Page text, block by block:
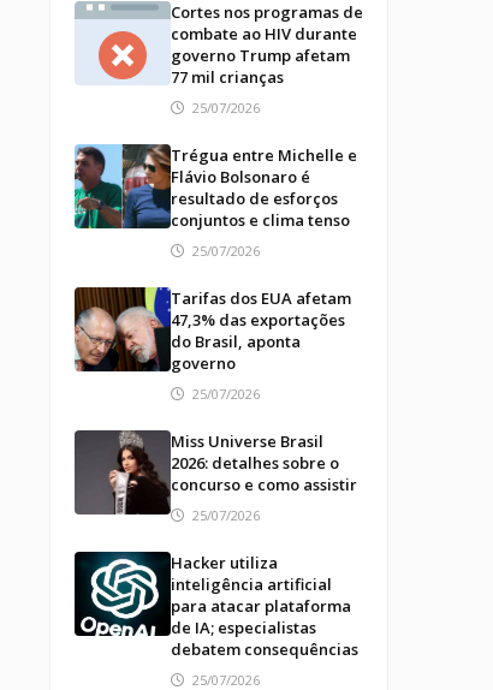
Cortes nos programas de
combate ao HIV durante
governo Trump afetam
77 mil crianças
25/07/2026
Trégua entre Michelle e
Flávio Bolsonaro é
resultado de esforços
conjuntos e clima tenso
25/07/2026
Tarifas dos EUA afetam
47,3% das exportações
do Brasil, aponta
governo
25/07/2026
Miss Universe Brasil
2026: detalhes sobre o
concurso e como assistir
25/07/2026
Hacker utiliza
inteligência artificial
para atacar plataforma
de IA; especialistas
debatem consequências
25/07/2026